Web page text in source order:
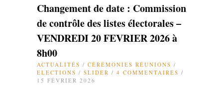
Changement de date : Commission
de contrôle des listes électorales –
VENDREDI 20 FEVRIER 2026 à
8h00
ACTUALITÉS / CÉRÉMONIES RÉUNIONS /
ELECTIONS / SLIDER / 4 COMMENTAIRES /
15 FÉVRIER 2026